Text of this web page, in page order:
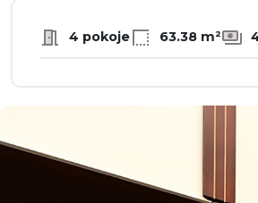
4 pokoje 63.38 m²